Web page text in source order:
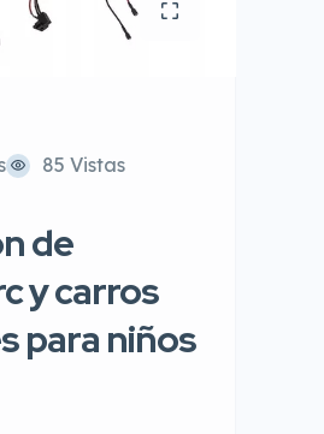
85 Vistas
de
y carros
para niños